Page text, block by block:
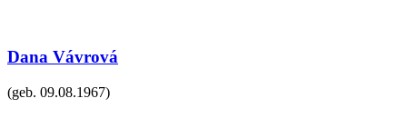
Dana Vávrová
(geb. 09.08.1967)